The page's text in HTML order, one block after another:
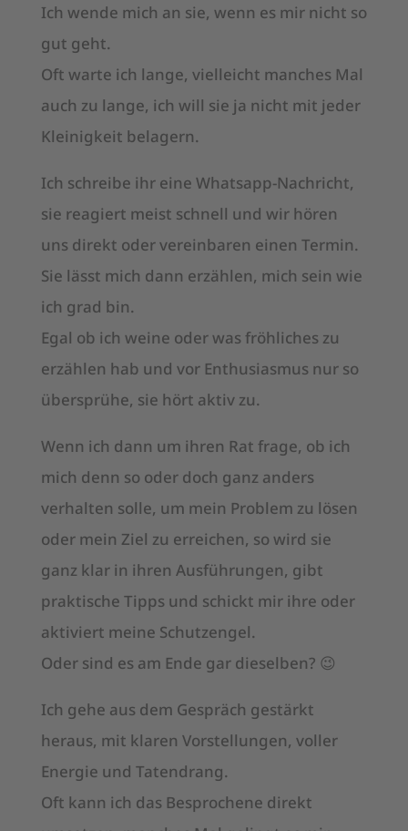
Ich wende mich an sie, wenn es mir nicht so
gut geht.
Oft warte ich lange, vielleicht manches Mal
auch zu lange, ich will sie ja nicht mit jeder
Kleinigkeit belagern.
Ich schreibe ihr eine Whatsapp-Nachricht,
sie reagiert meist schnell und wir hören
uns direkt oder vereinbaren einen Termin.
Sie lässt mich dann erzählen, mich sein wie
ich grad bin.
Egal ob ich weine oder was fröhliches zu
erzählen hab und vor Enthusiasmus nur so
übersprühe, sie hört aktiv zu.
Wenn ich dann um ihren Rat frage, ob ich
mich denn so oder doch ganz anders
verhalten solle, um mein Problem zu lösen
oder mein Ziel zu erreichen, so wird sie
ganz klar in ihren Ausführungen, gibt
praktische Tipps und schickt mir ihre oder
aktiviert meine Schutzengel.
Oder sind es am Ende gar dieselben? 😉
Ich gehe aus dem Gespräch gestärkt
heraus, mit klaren Vorstellungen, voller
Energie und Tatendrang.
Oft kann ich das Besprochene direkt